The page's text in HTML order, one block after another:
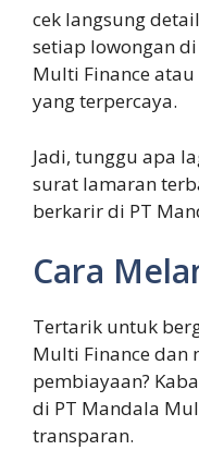
cek langsung
setiap lowongan di
Multi Finance
yang terpercaya.
Jadi, tunggu apa
surat lamaran
berkarir di PT
Cara
Tertarik untuk
Multi Finance dan
pembiayaan?
di PT Mandala
transparan.